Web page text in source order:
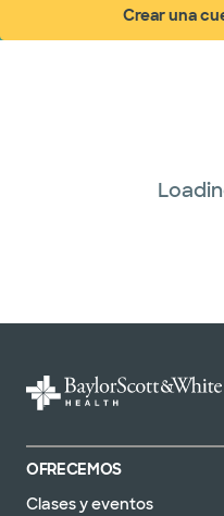
Crear una
OFRECEMOS
Clases y eventos